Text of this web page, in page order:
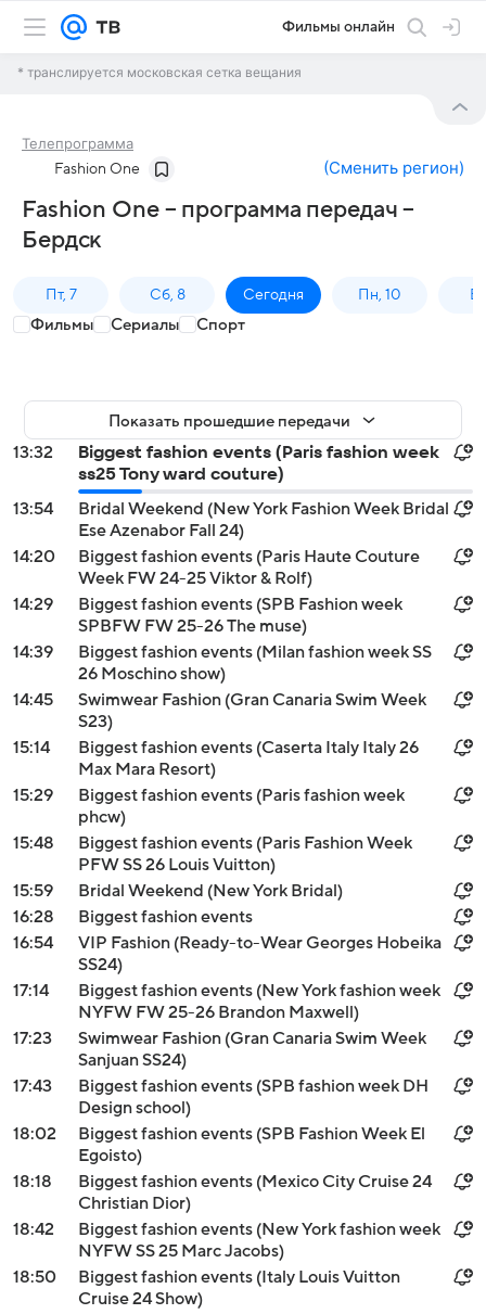
Фильмы онлайн
* транслируется московская сетка вещания
Телепрограмма
Fashion One (Сменить регион)
Fashion One – программа передач –
Бердск
Пт, 7 Сб, 8 Сегодня Пн, 10
Фильмы Сериалы Спорт
Показать прошедшие передачи
13:32
Biggest fashion events (Paris fashion week
ss25 Tony ward couture)
13:54
Bridal Weekend (New York Fashion Week Bridal
Ese Azenabor Fall 24)
14:20
Biggest fashion events (Paris Haute Couture
Week FW 24-25 Viktor & Rolf)
14:29
Biggest fashion events (SPB Fashion week
SPBFW FW 25-26 The muse)
14:39
Biggest fashion events (Milan fashion week SS
26 Moschino show)
14:45
Swimwear Fashion (Gran Canaria Swim Week
S23)
15:14
Biggest fashion events (Caserta Italy Italy 26
Max Mara Resort)
15:29
Biggest fashion events (Paris fashion week
phcw)
15:48
Biggest fashion events (Paris Fashion Week
PFW SS 26 Louis Vuitton)
15:59
Bridal Weekend (New York Bridal)
16:28
Biggest fashion events
16:54
VIP Fashion (Ready-to-Wear Georges Hobeika
SS24)
17:14
Biggest fashion events (New York fashion week
NYFW FW 25-26 Brandon Maxwell)
17:23
Swimwear Fashion (Gran Canaria Swim Week
Sanjuan SS24)
17:43
Biggest fashion events (SPB fashion week DH
Design school)
18:02
Biggest fashion events (SPB Fashion Week El
Egoisto)
18:18
Biggest fashion events (Mexico City Cruise 24
Christian Dior)
18:42
Biggest fashion events (New York fashion week
NYFW SS 25 Marc Jacobs)
18:50
Biggest fashion events (Italy Louis Vuitton
Cruise 24 Show)